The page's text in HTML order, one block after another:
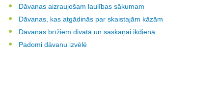
Dāvanas aizraujošam laulības sākumam
Dāvanas, kas atgādinās par skaistajām kāzām
Dāvanas brīžiem divatā un saskaņai ikdienā
Padomi dāvanu izvēlē